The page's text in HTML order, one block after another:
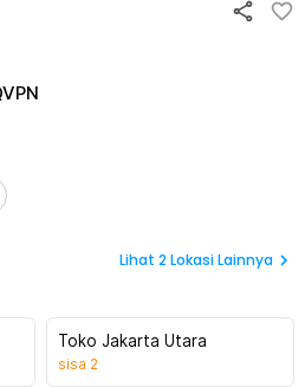
Lihat 2Lokasi Lainnya
Toko Jakarta Utara
sisa 2